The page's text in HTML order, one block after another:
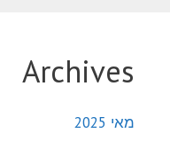
Archives
מאי 2025